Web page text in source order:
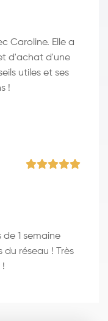
Caroline. Elle a
d'achat d'une
utiles et ses
!
1 semaine
réseau ! Très
!